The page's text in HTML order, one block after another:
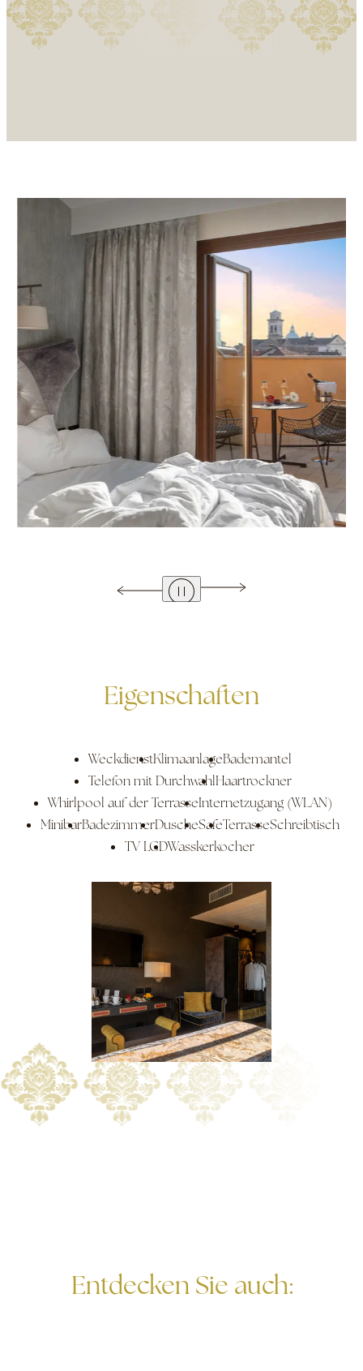
Eigenschaften
WeckdienstKlimaanlageBademantel
Telefon mit DurchwahlHaartrockner
Whirlpool auf der TerrasseInternetzugang (WLAN)
MinibarBadezimmerDuscheSafeTerrasseSchreibtisch
TV LCDWasskerkocher
Entdecken Sie auch: